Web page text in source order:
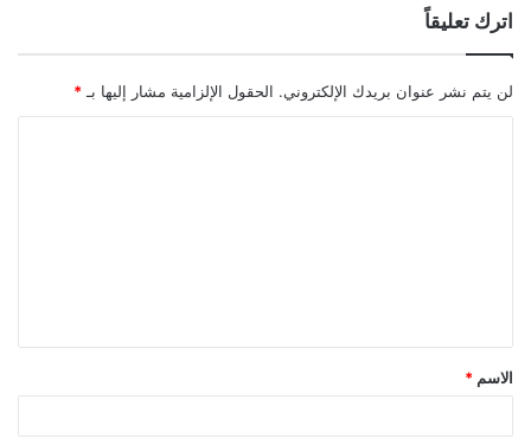
اترك تعليقاً
لن يتم نشر عنوان بريدك الإلكتروني. الحقول الإلزامية مشار إليها بـ *
ق
*
الاسم *